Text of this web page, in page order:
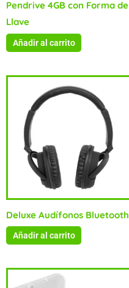
Pendrive 4GB con Forma de
Llave
Añadir al carrito
Deluxe Audífonos Bluetooth
Añadir al carrito